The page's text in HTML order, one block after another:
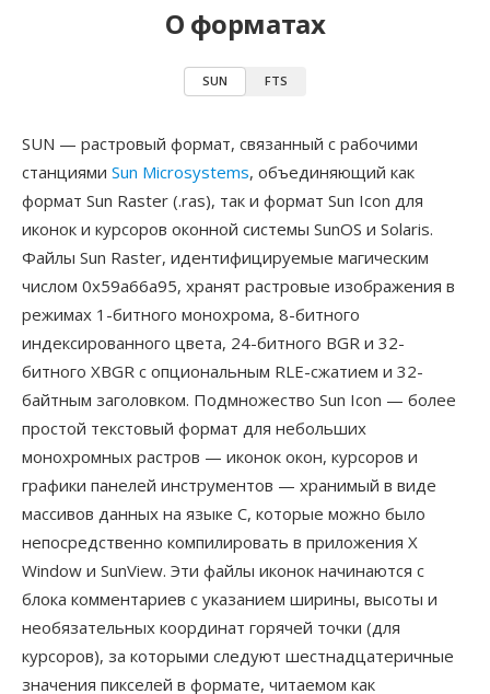
О форматах
SUN FTS
SUN — растровый формат, связанный с рабочими
станциями Sun Microsystems, объединяющий как
формат Sun Raster (.ras), так и формат Sun Icon для
иконок и курсоров оконной системы SunOS и Solaris.
Файлы Sun Raster, идентифицируемые магическим
числом 0x59a66a95, хранят растровые изображения в
режимах 1-битного монохрома, 8-битного
индексированного цвета, 24-битного BGR и 32-
битного XBGR с опциональным RLE-сжатием и 32-
байтным заголовком. Подмножество Sun Icon — более
простой текстовый формат для небольших
монохромных растров — иконок окон, курсоров и
графики панелей инструментов — хранимый в виде
массивов данных на языке C, которые можно было
непосредственно компилировать в приложения X
Window и SunView. Эти файлы иконок начинаются с
блока комментариев с указанием ширины, высоты и
необязательных координат горячей точки (для
курсоров), за которыми следуют шестнадцатеричные
значения пикселей в формате, читаемом как